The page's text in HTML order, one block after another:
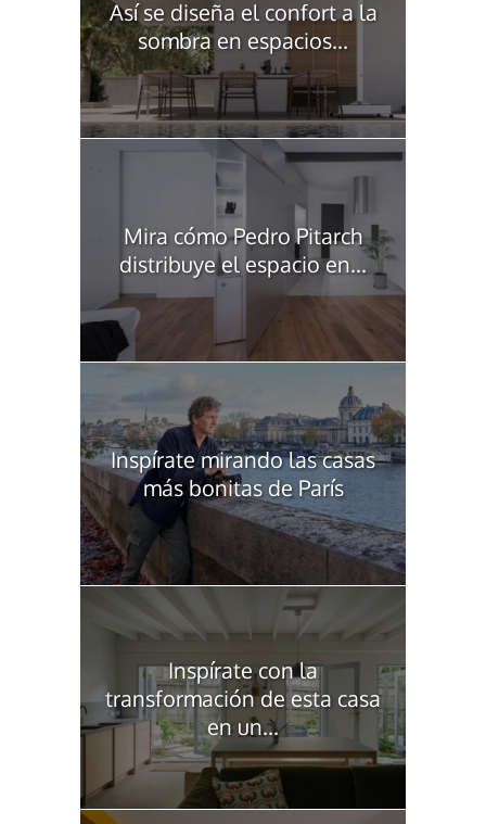
Así se diseña el confort a la
sombra en espacios...
Mira cómo Pedro Pitarch
distribuye el espacio en...
Inspírate mirando las casas
más bonitas de París
Inspírate con la
transformación de esta casa
en un...